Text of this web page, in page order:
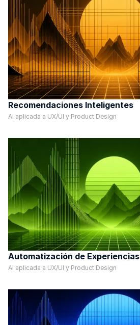
Recomendaciones Inteligentes
AI aplicada a UX/UI y Product Design
Automatización de Experiencias
AI aplicada a UX/UI y Product Design